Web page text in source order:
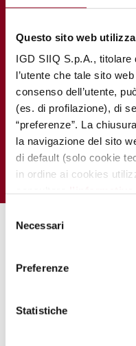
Questo sito web
IGD SIIQ S.p.A., titolare
l’utente che tale sito
consenso dell’utente,
(es. di profilazione), di
“preferenze”. La
la navigazione del sito
di default (solo cookie
in ordine ai cookies
mediante il link “
delNecessari
Preferenze
Statistiche